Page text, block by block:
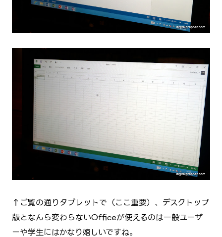
↑ご覧の通りタブレットで（←ここ重要）、デスクトップ
版となんら変わらないOfficeが使えるのは一般ユーザ
ーや学生にはかなり嬉しいですね。